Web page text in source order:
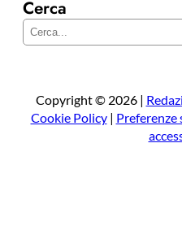
Cerca
Copyright © 2026 |
Cookie Policy| Preferenze